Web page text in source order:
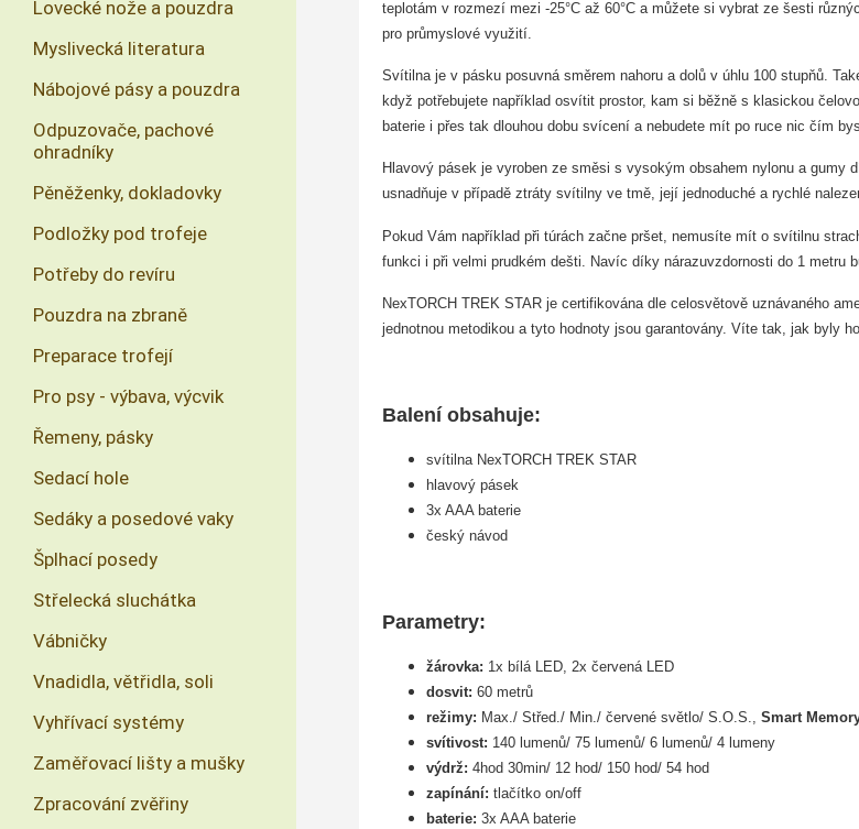
teplotám v rozmezí mezi -25°C až 60°C a můžete si vybrat ze šesti
pro průmyslové využití.
Svítilna je v pásku posuvná směrem nahoru a dolů v úhlu 100 stupňů.
když potřebujete například osvítit prostor, kam si běžně s klasickou
baterie i přes tak dlouhou dobu svícení a nebudete mít po ruce nic čím
Hlavový pásek je vyroben ze směsi s vysokým obsahem nylonu a
usnadňuje v případě ztráty svítilny ve tmě, její jednoduché a rychlé
Pokud Vám například při túrách začne pršet, nemusíte mít o svítilnu
funkci i při velmi prudkém dešti. Navíc díky nárazuvzdornosti do 1 metru
NexTORCH TREK STAR je certifikována dle celosvětově uznávaného
jednotnou metodikou a tyto hodnoty jsou garantovány. Víte tak, jak byly
Balení obsahuje:
svítilna NexTORCH TREK STAR
hlavový pásek
3x AAA baterie
český návod
Parametry:
žárovka: 1x bílá LED, 2x červená LED
dosvit: 60 metrů
režimy: Max./ Střed./ Min./ červené světlo/ S.O.S.,Smart
svítivost: 140 lumenů/ 75 lumenů/ 6 lumenů/ 4 lumeny
výdrž:4hod 30min/ 12 hod/ 150 hod/ 54 hod
zapínání: tlačítko on/off
baterie: 3x AAA baterie
Lovecké nože a pouzdra
Myslivecká literatura
Nábojové pásy a pouzdra
Odpuzovače, pachové
ohradníky
Pěněženky, dokladovky
Podložky pod trofeje
Potřeby do revíru
Pouzdra na zbraně
Preparace trofejí
Pro psy - výbava, výcvik
Řemeny, pásky
Sedací hole
Sedáky a posedové vaky
Šplhací posedy
Střelecká sluchátka
Vábničky
Vnadidla, větřidla, soli
Vyhřívací systémy
Zaměřovací lišty a mušky
Zpracování zvěřiny